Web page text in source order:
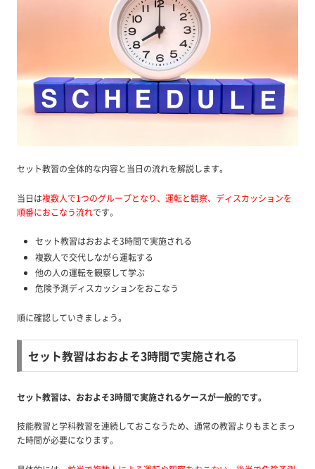
セット教習の全体的な内容と当日の流れを解説します。
当日は複数人で1つのグループとなり、運転と観察、ディスカッションを
順番におこなう流れです。
セット教習はおおよそ3時間で実施される
複数人で交代しながら運転する
他の人の運転を観察して学ぶ
危険予測ディスカッションをおこなう
順に確認していきましょう。
セット教習はおおよそ3時間で実施される
セット教習は、おおよそ3時間で実施されるケースが一般的です。
技能教習と学科教習を連続しておこなうため、通常の教習よりもまとまっ
た時間が必要になります。